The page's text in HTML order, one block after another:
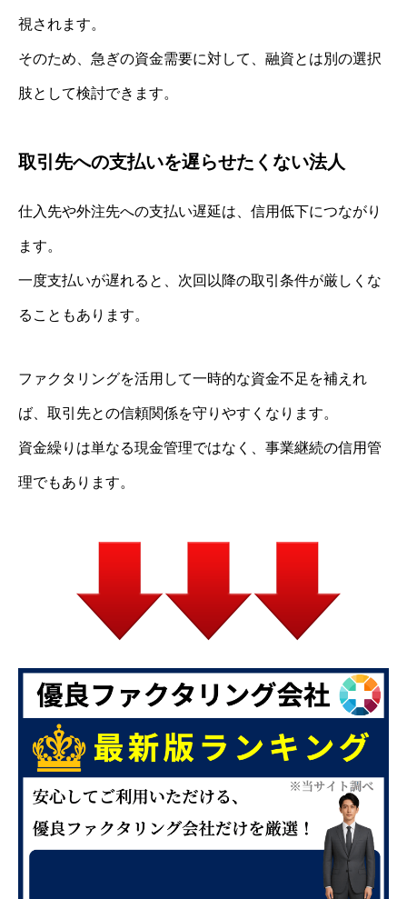
視されます。
そのため、急ぎの資金需要に対して、融資とは別の選択
肢として検討できます。
取引先への支払いを遅らせたくない法人
仕入先や外注先への支払い遅延は、信用低下につながり
ます。
一度支払いが遅れると、次回以降の取引条件が厳しくな
ることもあります。
ファクタリングを活用して一時的な資金不足を補えれ
ば、取引先との信頼関係を守りやすくなります。
資金繰りは単なる現金管理ではなく、事業継続の信用管
理でもあります。